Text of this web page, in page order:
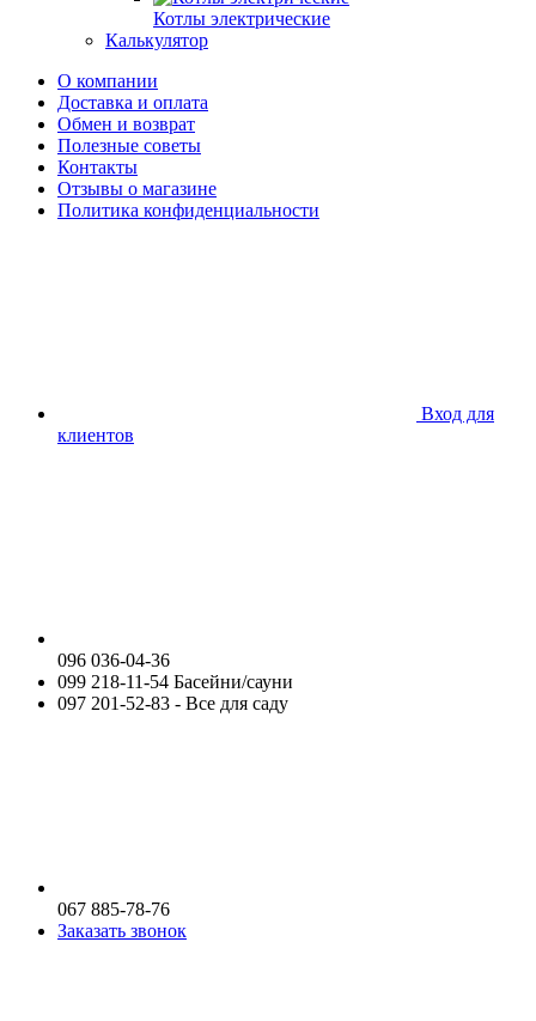
Котлы электрические
Калькулятор
О компании
Доставка и оплата
Обмен и возврат
Полезные советы
Контакты
Отзывы о магазине
Политика конфиденциальности
Вход для
клиентов
096 036-04-36
099 218-11-54 Басейни/сауни
097 201-52-83 - Все для саду
067 885-78-76
Заказать звонок